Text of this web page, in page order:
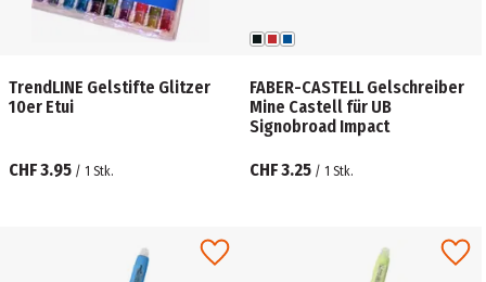
TrendLINE Gelstifte Glitzer
10er Etui
CHF 3.95 / 1 Stk.
FABER-CASTELL Gelschreiber
Mine Castell für UB
Signobroad Impact
CHF 3.25 / 1 Stk.